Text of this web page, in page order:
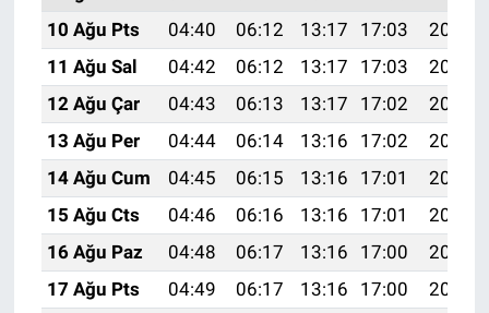
10 Ağu Pts
04:40 06:12 13:17 17:03
20:12
11 Ağu Sal
04:42 06:12 13:17 17:03
20:11
12 Ağu Çar
04:43 06:13 13:17 17:02
20:10
13 Ağu Per
04:44 06:14 13:16 17:02
20:09
14 Ağu Cum
04:45 06:15 13:16 17:01
20:07
15 Ağu Cts
04:46 06:16 13:16 17:01
20:06
16 Ağu Paz
04:48 06:17 13:16 17:00
20:05
17 Ağu Pts
04:49 06:17 13:16 17:00
20:04